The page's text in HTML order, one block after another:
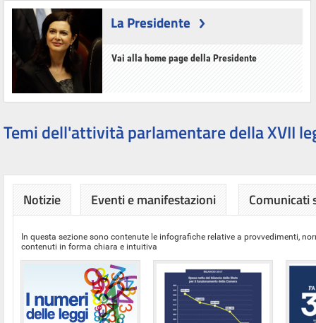
La Presidente
Vai alla home page della Presidente
Temi dell'attività parlamentare della XVII
Notizie Eventi e manifestazioni Comunicati
In questa sezione sono contenute le infografiche relative a provvedimenti,
contenuti in forma chiara e intuitiva